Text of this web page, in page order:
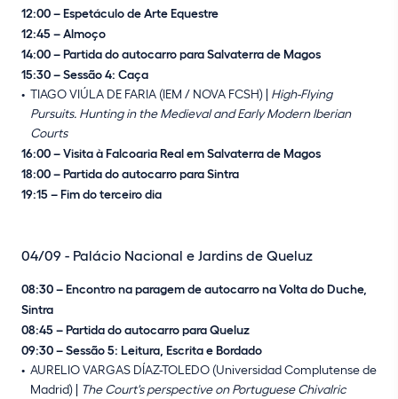
12:00 – Espetáculo de Arte Equestre
12:45 – Almoço
14:00 – Partida do autocarro para Salvaterra de Magos
15:30 – Sessão 4: Caça
TIAGO VIÚLA DE FARIA (IEM / NOVA FCSH) | High-Flying
Pursuits. Hunting in the Medieval and Early Modern Iberian
Courts
16:00 – Visita à Falcoaria Real em Salvaterra de Magos
18:00 – Partida do autocarro para Sintra
19:15 – Fim do terceiro dia
04/09 - Palácio Nacional e Jardins de Queluz
08:30 – Encontro na paragem de autocarro na Volta do Duche,
Sintra
08:45 – Partida do autocarro para Queluz
09:30 – Sessão 5: Leitura, Escrita e Bordado
AURELIO VARGAS DÍAZ-TOLEDO (Universidad Complutense de
Madrid) | The Court's perspective on Portuguese Chivalric